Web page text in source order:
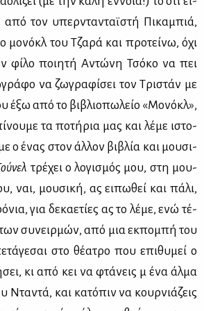
από τον υπερ­ντα­νταϊ­στή Πι­κα­μπιά,
μο­νόκλ του Τζα­ρά και προ­τεί­νω, όχι
φί­λο ποι­η­τή Αντώ­νη Τσό­κο να πει
να ζω­γρα­φί­σει τον Τρι­στάν με
έξω από το βι­βλιο­πω­λείο «Μο­νόκλ»,
τα πο­τή­ρια μας και λέ­με ιστο­
ο ένας στον άλ­λον βι­βλία και μου­σι­
τρέ­χει ο λο­γι­σμός μου, στη μου­
ναι, μου­σι­κή, ας ει­πω­θεί και πά­λι,
για δε­κα­ε­τί­ες ας το λέ­με, ενώ τέ­
των συ­νειρ­μών, από μια εκ­πο­μπή του
στο θέ­α­τρο που επι­θυ­μεί ο
κι από κει να φτά­νεις μ᾽ ένα άλ­μα
Ντα­ντά, και κα­τό­πιν να κουρ­νιά­ζεις